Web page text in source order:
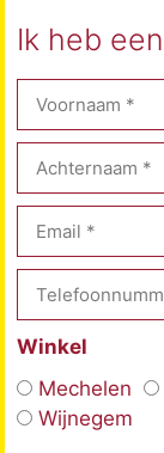
Ik heb
Winkel
Mechelen
Wijnegem